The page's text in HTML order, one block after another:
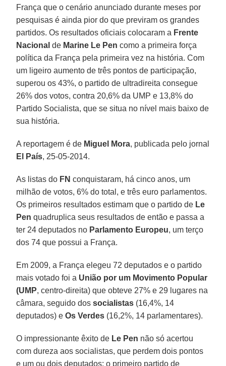
França que o cenário anunciado durante meses por
pesquisas é ainda pior do que previram os grandes
partidos. Os resultados oficiais colocaram a Frente
Nacional de Marine Le Pen como a primeira força
política da França pela primeira vez na história. Com
um ligeiro aumento de três pontos de participação,
superou os 43%, o partido de ultradireita consegue
26% dos votos, contra 20,6% da UMP e 13,8% do
Partido Socialista, que se situa no nível mais baixo de
sua história.
A reportagem é de Miguel Mora, publicada pelo jornal
El País, 25-05-2014.
As listas do FN conquistaram, há cinco anos, um
milhão de votos, 6% do total, e três euro parlamentos.
Os primeiros resultados estimam que o partido de Le
Pen quadruplica seus resultados de então e passa a
ter 24 deputados no Parlamento Europeu, um terço
dos 74 que possui a França.
Em 2009, a França elegeu 72 deputados e o partido
mais votado foi a União por um Movimento Popular
(UMP, centro-direita) que obteve 27% e 29 lugares na
câmara, seguido dossocialistas (16,4%, 14
deputados) eOs Verdes (16,2%, 14 parlamentares).
O impressionante êxito de Le Pen não só acertou
com dureza aos socialistas, que perdem dois pontos
e um ou dois deputados; o primeiro partido de